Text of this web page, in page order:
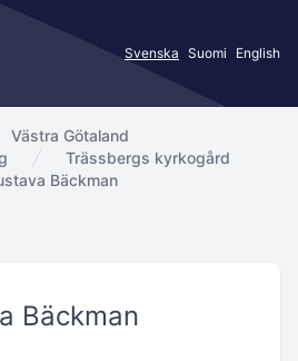
Svenska Suomi English
Västra Götaland
Trässbergs kyrkogård
Bäckman
Bäckman